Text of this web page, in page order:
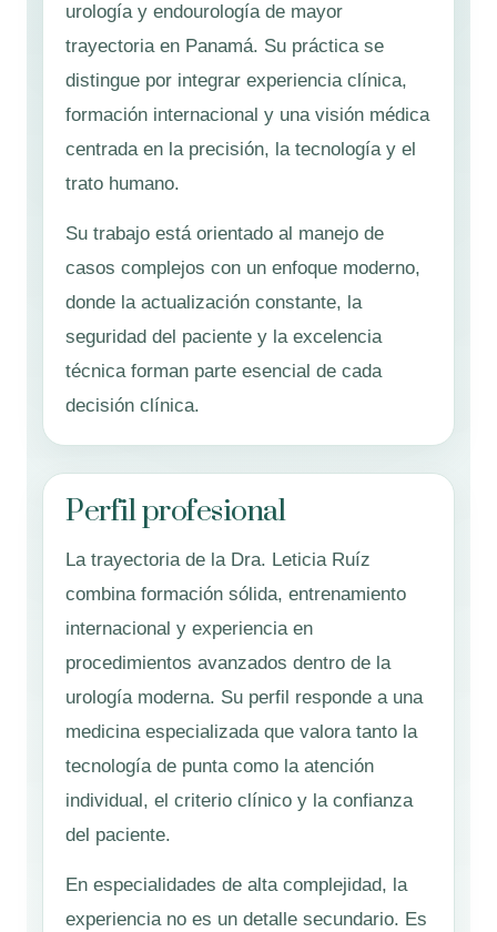
urología y endourología de mayor
trayectoria en Panamá. Su práctica se
distingue por integrar experiencia clínica,
formación internacional y una visión médica
centrada en la precisión, la tecnología y el
trato humano.
Su trabajo está orientado al manejo de
casos complejos con un enfoque moderno,
donde la actualización constante, la
seguridad del paciente y la excelencia
técnica forman parte esencial de cada
decisión clínica.
Perfil profesional
La trayectoria de la Dra. Leticia Ruíz
combina formación sólida, entrenamiento
internacional y experiencia en
procedimientos avanzados dentro de la
urología moderna. Su perfil responde a una
medicina especializada que valora tanto la
tecnología de punta como la atención
individual, el criterio clínico y la confianza
del paciente.
En especialidades de alta complejidad, la
experiencia no es un detalle secundario. Es